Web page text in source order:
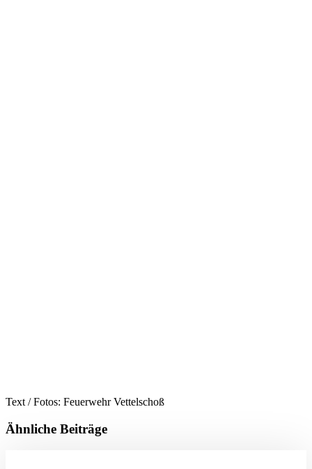
Text / Fotos: Feuerwehr Vettelschoß
Ähnliche Beiträge